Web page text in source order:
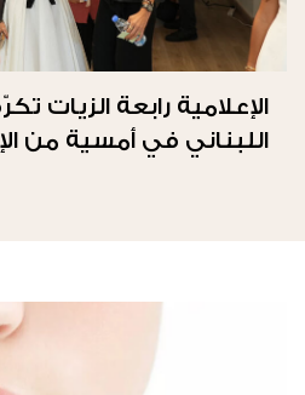
الإعلامية رابعة الزيات
اللبناني في أمسية من